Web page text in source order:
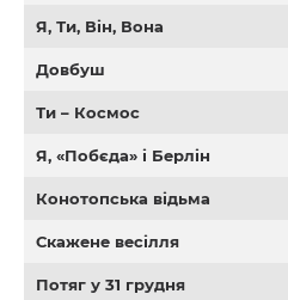
Я, Ти, Він, Вона
Довбуш
Ти – Космос
Я, «Побєда» і Берлін
Конотопська відьма
Скажене весілля
Потяг у 31 грудня